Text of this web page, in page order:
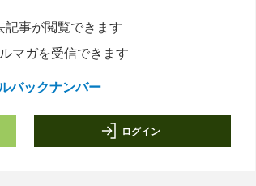
記事が閲覧できます
マガを受信できます
バックナンバー
ログイン